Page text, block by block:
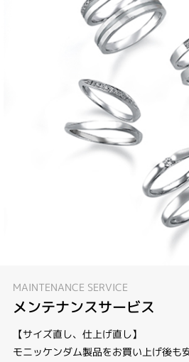
MAINTENANCE SERVICE
メンテナンスサービス
【サイズ直し、仕上げ直し】
モニッケンダム製品をお買い上げ後も